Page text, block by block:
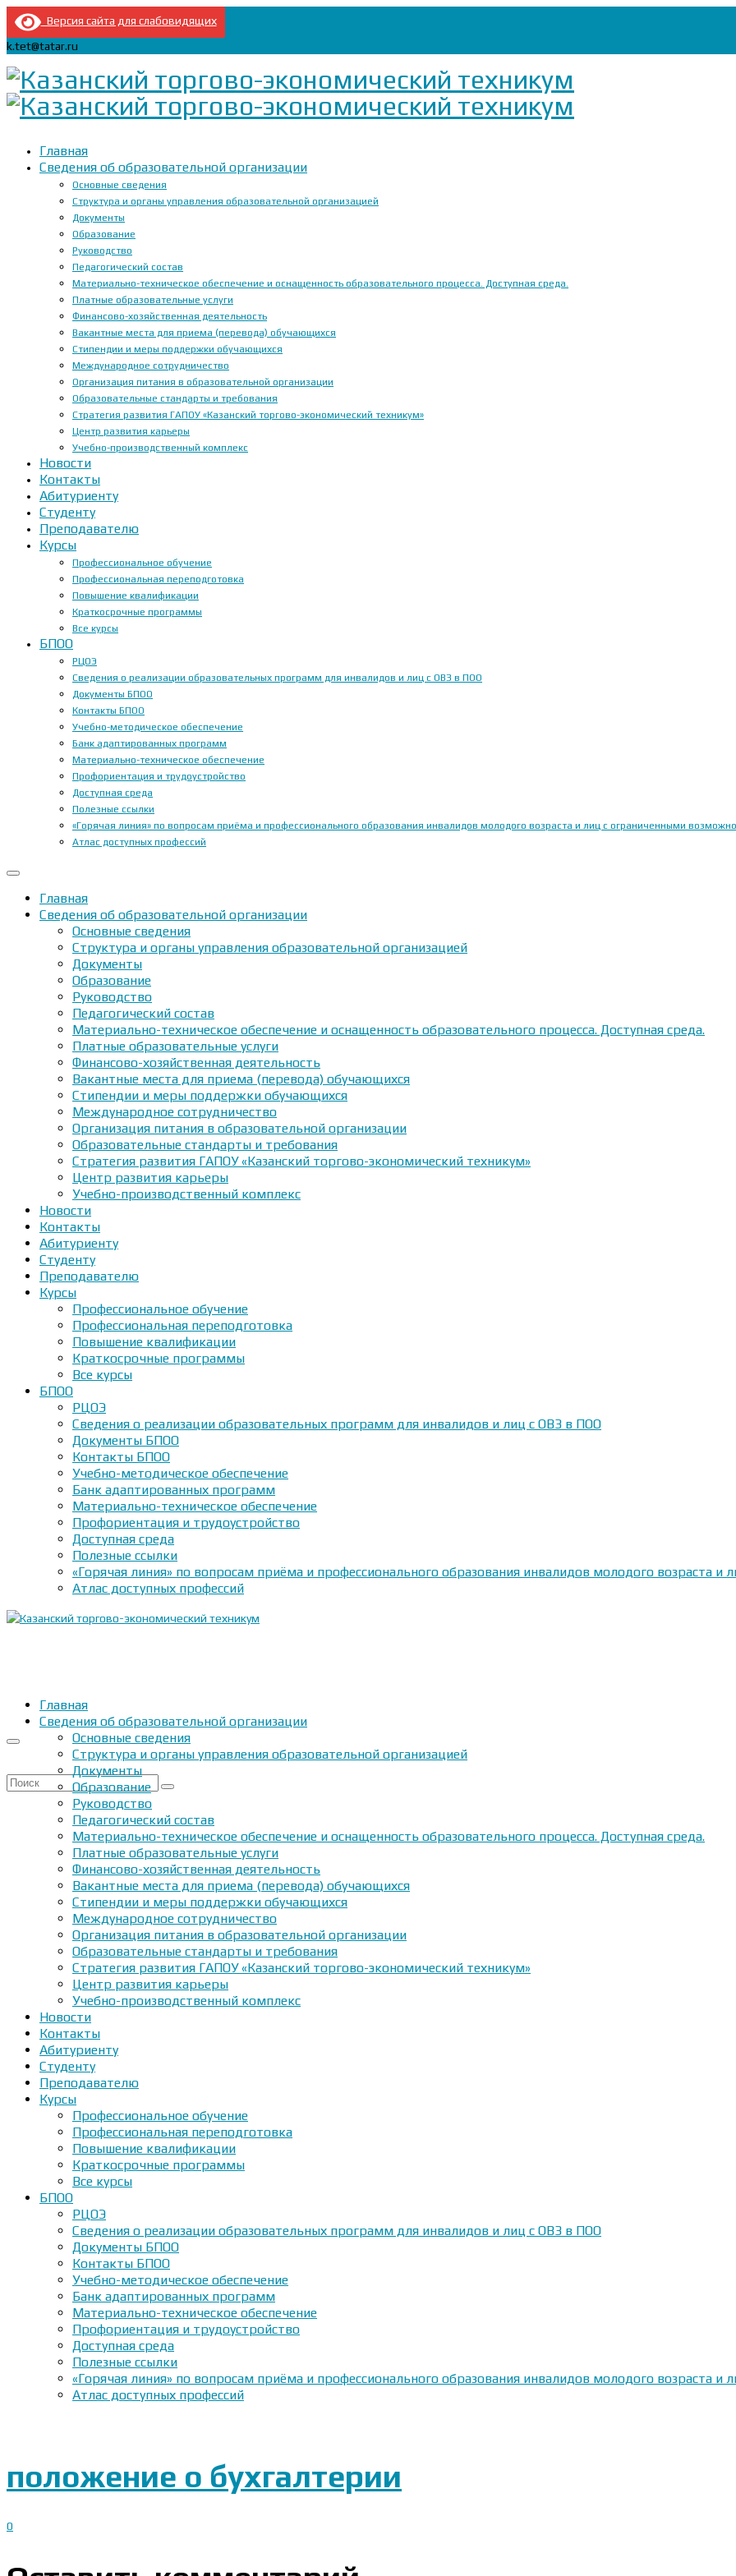
Версия сайта для слабовидящих
k.tet@tatar.ru
Главная
Сведения об образовательной организации
Основные сведения
Структура и органы управления образовательной организацией
Документы
Образование
Руководство
Педагогический состав
Материально-техническое обеспечение и оснащенность образовательного процесса. Доступная среда.
Платные образовательные услуги
Финансово-хозяйственная деятельность
Вакантные места для приема (перевода) обучающихся
Стипендии и меры поддержки обучающихся
Международное сотрудничество
Организация питания в образовательной организации
Образовательные стандарты и требования
Стратегия развития ГАПОУ «Казанский торгово-экономический техникум»
Центр развития карьеры
Учебно-производственный комплекс
Новости
Контакты
Абитуриенту
Студенту
Преподавателю
Курсы
Профессиональное обучение
Профессиональная переподготовка
Повышение квалификации
Краткосрочные программы
Все курсы
БПОО
РЦОЭ
Сведения о реализации образовательных программ для инвалидов и лиц с ОВЗ в ПОО
Документы БПОО
Контакты БПОО
Учебно-методическое обеспечение
Банк адаптированных программ
Материально-техническое обеспечение
Профориентация и трудоустройство
Доступная среда
Полезные ссылки
«Горячая линия» по вопросам приёма и профессионального образования инвалидов молодого возраста и лиц с ограниченными
Атлас доступных профессий
Главная
Сведения об образовательной организации
Основные сведения
Структура и органы управления образовательной организацией
Документы
Образование
Руководство
Педагогический состав
Материально-техническое обеспечение и оснащенность образовательного процесса. Доступная среда.
Платные образовательные услуги
Финансово-хозяйственная деятельность
Вакантные места для приема (перевода) обучающихся
Стипендии и меры поддержки обучающихся
Международное сотрудничество
Организация питания в образовательной организации
Образовательные стандарты и требования
Стратегия развития ГАПОУ «Казанский торгово-экономический техникум»
Центр развития карьеры
Учебно-производственный комплекс
Новости
Контакты
Абитуриенту
Студенту
Преподавателю
Курсы
Профессиональное обучение
Профессиональная переподготовка
Повышение квалификации
Краткосрочные программы
Все курсы
БПОО
РЦОЭ
Сведения о реализации образовательных программ для инвалидов и лиц с ОВЗ в ПОО
Документы БПОО
Контакты БПОО
Учебно-методическое обеспечение
Банк адаптированных программ
Материально-техническое обеспечение
Профориентация и трудоустройство
Доступная среда
Полезные ссылки
«Горячая линия» по вопросам приёма и профессионального образования инвалидов молодого возраста
Атлас доступных профессий
Искать:
Главная
Сведения об образовательной организации
Основные сведения
Структура и органы управления образовательной организацией
Документы
Образование
Руководство
Педагогический состав
Материально-техническое обеспечение и оснащенность образовательного процесса. Доступная среда.
Платные образовательные услуги
Финансово-хозяйственная деятельность
Вакантные места для приема (перевода) обучающихся
Стипендии и меры поддержки обучающихся
Международное сотрудничество
Организация питания в образовательной организации
Образовательные стандарты и требования
Стратегия развития ГАПОУ «Казанский торгово-экономический техникум»
Центр развития карьеры
Учебно-производственный комплекс
Новости
Контакты
Абитуриенту
Студенту
Преподавателю
Курсы
Профессиональное обучение
Профессиональная переподготовка
Повышение квалификации
Краткосрочные программы
Все курсы
БПОО
РЦОЭ
Сведения о реализации образовательных программ для инвалидов и лиц с ОВЗ в ПОО
Документы БПОО
Контакты БПОО
Учебно-методическое обеспечение
Банк адаптированных программ
Материально-техническое обеспечение
Профориентация и трудоустройство
Доступная среда
Полезные ссылки
«Горячая линия» по вопросам приёма и профессионального образования инвалидов молодого возраста
Атлас доступных профессий
положение о бухгалтерии
0